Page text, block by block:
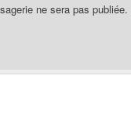
ne sera pas publiée.